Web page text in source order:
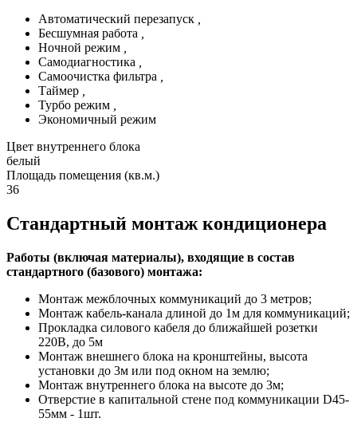
Автоматический перезапуск
Бесшумная работа
Ночной режим
Самодиагностика
Самоочистка фильтра
Таймер
Турбо режим
Экономичный режим
Цвет внутреннего блока
белый
Площадь помещения (кв.м.)
36
Стандартный монтаж кондиционера
Работы (включая материалы), входящие в состав
стандартного (базового) монтажа:
Монтаж межблочных коммуникаций до 3 метров;
Монтаж кабель-канала длиной до 1м для коммуникаций;
Прокладка силового кабеля до ближайшей розетки
220В, до 5м
Монтаж внешнего блока на кронштейны, высота
установки до 3м или под окном на землю;
Монтаж внутреннего блока на высоте до 3м;
Отверстие в капитальной стене под коммуникации D45-
55мм - 1шт.